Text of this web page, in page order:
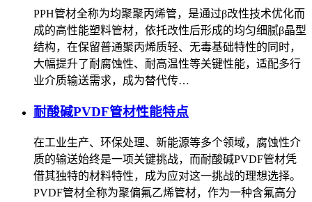
PPH管材全称为均聚聚丙烯管，是通过β改性技术优化而
成的高性能塑料管材，依托改性后形成的均匀细腻β晶型
结构，在保留普通聚丙烯质轻、无毒基础特性的同时，
大幅提升了耐腐蚀性、耐高温性等关键性能，适配多行
业介质输送需求，成为替代传…
耐酸碱PVDF管材性能特点
在工业生产、环保处理、新能源等多个领域，腐蚀性介
质的输送始终是一项关键挑战，而耐酸碱PVDF管材凭
借其独特的材料特性，成为应对这一挑战的理想选择。
PVDF管材全称为聚偏氟乙烯管材，作为一种含氟高分